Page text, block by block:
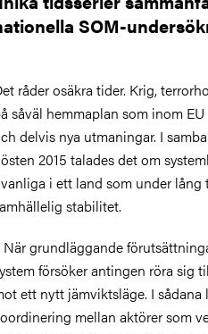
SOM-
råder osäkra tider. Krig,
såväl hemmaplan som inom
delvis nya utmaningar. I
2015 talades det om
i ett land som under
stabilitet.
När grundläggande
försöker antingen röra sig
ett nytt jämviktsläge. I
mellan aktörer som